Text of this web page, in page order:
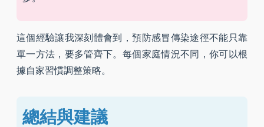
這個經驗讓我深刻體會到，預防感冒傳染途徑不能只靠
單一方法，要多管齊下。每個家庭情況不同，你可以根
據自家習慣調整策略。
總結與建議